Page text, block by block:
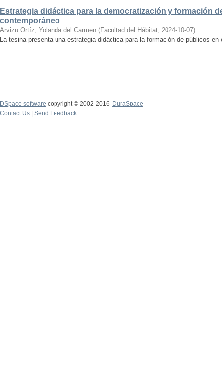
Estrategia didáctica para la democratización y formación
contemporáneo
Arvizu Ortíz, Yolanda del Carmen (Facultad del Hábitat, 2024-10-07)
La tesina presenta una estrategia didáctica para la formación de públicos en
DSpace software copyright © 2002-2016
DuraSpace
Contact Us
Send Feedback